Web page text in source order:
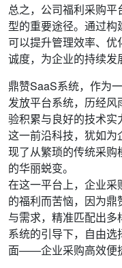
总之，公司福利采购
型的重要途径。通过
可以提升管理效率、
诚度，为企业的持续发
鼎赞SaaS系统，作为
发放平台系统，历经
验积累与良好的技术
这一前沿科技，犹如
现了从繁琐的传统采
的华丽蜕变。
在这一平台上，企业
的福利而苦恼，因为
与需求，精准匹配出
系统的引导下，自由
面——企业采购高效便